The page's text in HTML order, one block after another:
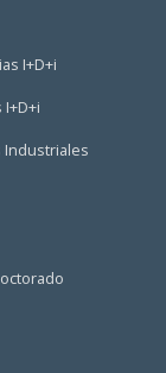
I+D+i
Industriales